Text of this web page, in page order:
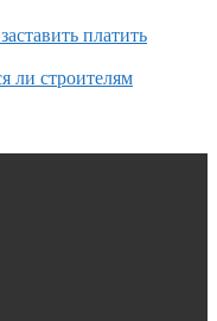
платить
ли строителям